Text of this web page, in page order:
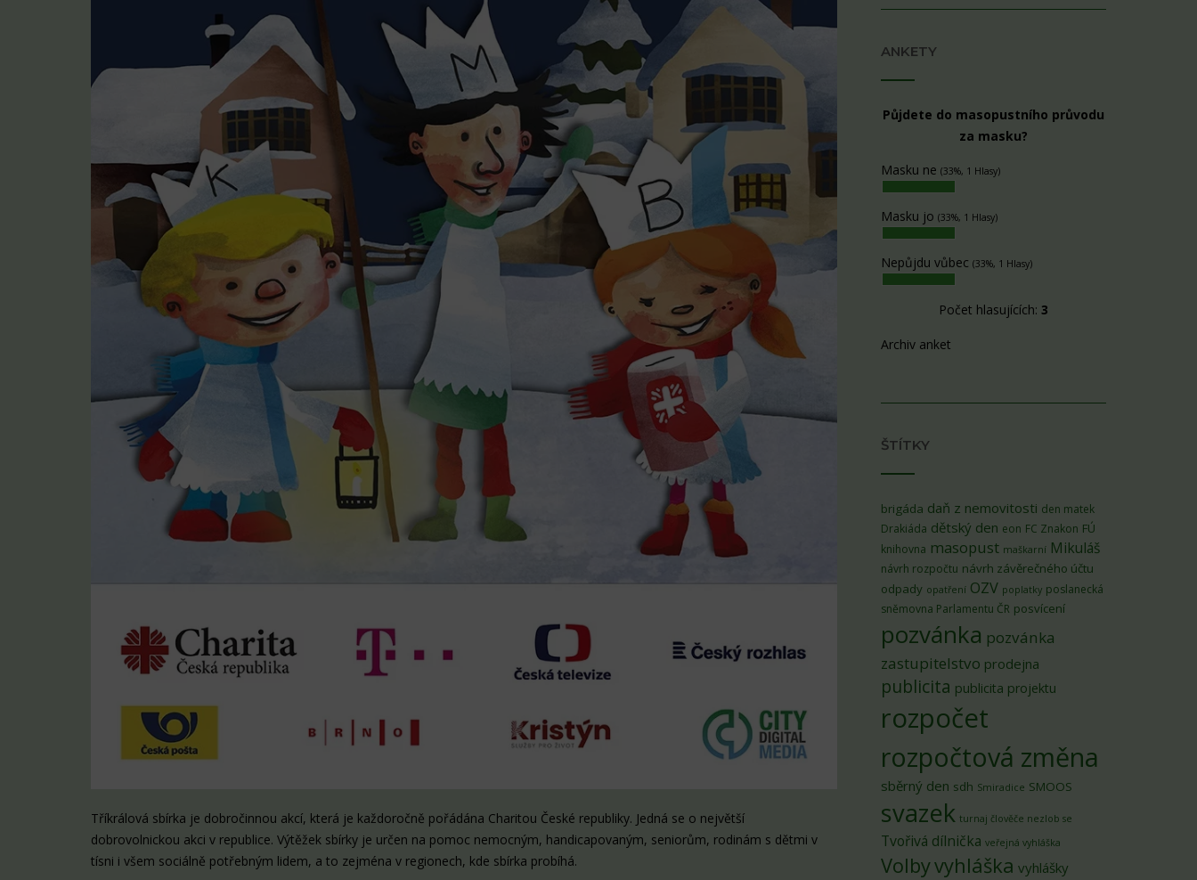
Tříkrálová sbírka je dobročinnou akcí, která je každoročně pořádána Charitou České republiky. Jedná se o největší
dobrovolnickou akci v republice. Výtěžek sbírky je určen na pomoc nemocným, handicapovaným, seniorům, rodinám s dětmi v
tísni i všem sociálně potřebným lidem, a to zejména v regionech, kde sbírka probíhá.
ANKETY
Půjdete do masopustního průvodu
za masku?
Masku ne (33%, 1 Hlasy)
Masku jo (33%, 1 Hlasy)
Nepůjdu vůbec (33%, 1 Hlasy)
Počet hlasujících: 3
Archiv anket
ŠTÍTKY
brigáda daň z nemovitosti den matek
Drakiáda dětský den eon FC Znakon FÚ
knihovna masopust maškarní Mikuláš
návrh rozpočtu návrh závěrečného účtu
odpady opatření OZV poplatky poslanecká
sněmovna Parlamentu ČR posvícení
pozvánka pozvánka
zastupitelstvo prodejna
publicita publicita projektu
rozpočet
rozpočtová změna
sběrný den sdh Smiradice SMOOS
svazek turnaj člověče nezlob se
Tvořivá dílnička veřejná vyhláška
Volbyvyhláška vyhlášky